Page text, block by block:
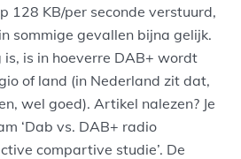
128 KB/per seconde verstuurd,
sommige gevallen bijna gelijk.
is in hoeverre DAB+ wordt
of land (in Nederland zit dat,
wel goed). Artikel nalezen? Je
‘Dab vs. DAB+ radio
compartive studie’. De